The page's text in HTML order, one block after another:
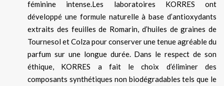
féminine intense.Les laboratoires KORRES ont
développé une formule naturelle à base d’antioxydants
extraits des feuilles de Romarin, d’huiles de graines de
Tournesol et Colza pour conserver une tenue agréable du
parfum sur une longue durée. Dans le respect de son
éthique, KORRES a fait le choix d’éliminer des
composants synthétiques non biodégradables tels que le